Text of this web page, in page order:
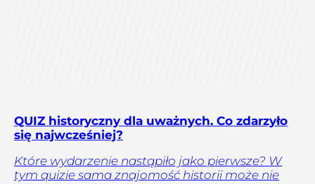
QUIZ historyczny dla uważnych. Co zdarzyło
się najwcześniej?
Które wydarzenie nastąpiło jako pierwsze? W
tym quizie sama znajomość historii może nie